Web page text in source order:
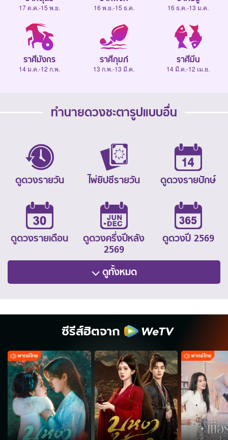
17 ต.ค.-15 พ.ย. 16 พ.ย.-15 ธ.ค. 16 ธ.ค.-13 ม.ค.
ราศีมังกร
14 ม.ค.-12 ก.พ.
ราศีกุมภ์
13 ก.พ.-13 มี.ค.
ราศีมีน
14 มี.ค.-12 เม.ย.
ทำนายดวงชะตารูปแบบอื่น
ดูดวงรายวัน ไพ่ยิปซีรายวัน ดูดวงรายปักษ์
ดูดวงรายเดือน
ดูดวงครึ่งปีหลัง
2569
ดูดวงปี 2569
ดูทั้งหมด
ซีรีส์ฮิตจาก